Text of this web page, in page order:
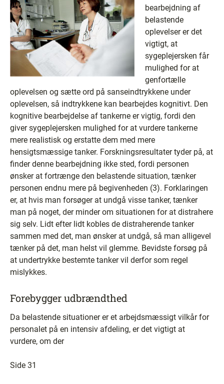
bearbejdning af
belastende
oplevelser er det
vigtigt, at
sygeplejersken får
mulighed for at
genfortælle
oplevelsen og sætte ord på sanseindtrykkene under
oplevelsen, så indtrykkene kan bearbejdes kognitivt. Den
kognitive bearbejdelse af tankerne er vigtig, fordi den
giver sygeplejersken mulighed for at vurdere tankerne
mere realistisk og erstatte dem med mere
hensigtsmæssige tanker. Forskningsresultater tyder på, at
finder denne bearbejdning ikke sted, fordi personen
ønsker at fortrænge den belastende situation, tænker
personen endnu mere på begivenheden (3). Forklaringen
er, at hvis man forsøger at undgå visse tanker, tænker
man på noget, der minder om situationen for at distrahere
sig selv. Lidt efter lidt kobles de distraherende tanker
sammen med det, man ønsker at undgå, så man alligevel
tænker på det, man helst vil glemme. Bevidste forsøg på
at undertrykke bestemte tanker vil derfor som regel
mislykkes.
Forebygger udbrændthed
Da belastende situationer er et arbejdsmæssigt vilkår for
personalet på en intensiv afdeling, er det vigtigt at
vurdere, om der
Side 31